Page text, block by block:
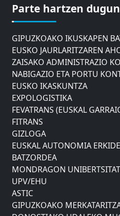
Parte hartzen
DONOSTIAKO UDALEKO
AHOLKU BATZORDEA
GIPUZKOAKO IKUSKAPEN
EUSKO JAURLARITZAREN
ZAISAKO ADMINISTRAZIO
NABIGAZIO ETA PORTU
EUSKO IKASKUNTZA
EXPOLOGISTIKA
FEVATRANS (EUSKAL
FITRANS
GIZLOGA
EUSKAL AUTONOMIA
BATZORDEA
MONDRAGON
UPV/EHU
ASTIC
GIPUZKOAKO
DONOSTIAKO UDALEKO